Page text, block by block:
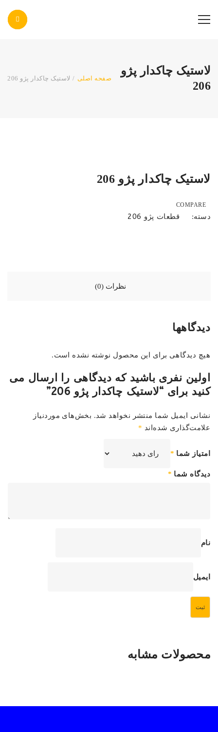
لاستیک چاکدار پژو
206
صفحه اصلی / لاستیک چاکدار پژو 206
لاستیک چاکدار پژو 206
COMPARE
دسته: قطعات پژو 206
نظرات (0)
دیدگاهها
هیچ دیدگاهی برای این محصول نوشته نشده است.
اولین نفری باشید که دیدگاهی را ارسال می
کنید برای “لاستیک چاکدار پژو 206”
نشانی ایمیل شما منتشر نخواهد شد. بخش‌های موردنیاز
علامت‌گذاری شده‌اند *
امتیاز شما *
دیدگاه شما *
نام
ایمیل
محصولات مشابه